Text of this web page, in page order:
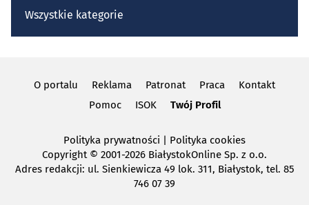
Wszystkie kategorie
O portalu Reklama Patronat Praca
Kontakt
Pomoc
ISOK Twój Profil
Polityka prywatności | Polityka cookies
Copyright © 2001-2026 BiałystokOnline Sp. z o.o.
Adres redakcji: ul. Sienkiewicza 49 lok. 311, Białystok, tel. 85
746 07 39